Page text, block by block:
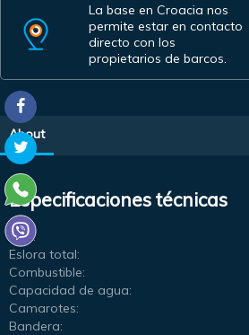
La base en Croacia nos
permite estar en contacto
directo con los
propietarios de barcos.
About
Especificaciones técnicas
Año:
Eslora total:
Combustible:
Capacidad de agua:
Camarotes:
Bandera: